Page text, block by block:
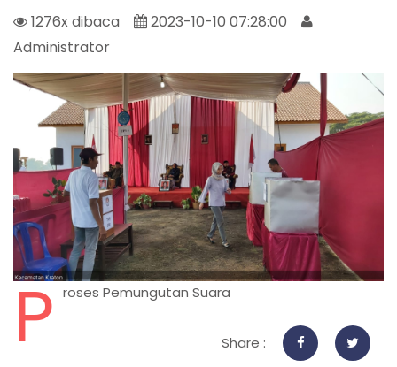
1276x dibaca
2023-10-10 07:28:00
Administrator
P roses Pemungutan Suara
Share :